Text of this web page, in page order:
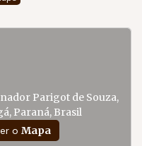
Parigot de Souza,
, Paraná, Brasil
o Mapa